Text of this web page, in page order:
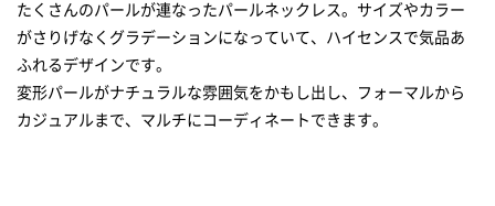
たくさんのパールが連なったパールネックレス。サイズやカラー
がさりげなくグラデーションになっていて、ハイセンスで気品あ
ふれるデザインです。
変形パールがナチュラルな雰囲気をかもし出し、フォーマルから
カジュアルまで、マルチにコーディネートできます。